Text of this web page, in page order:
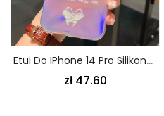
Etui Do IPhone 14 Pro Silikonowy Wzór Laserowy
zł 47.60